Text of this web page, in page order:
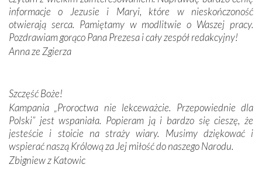
Krzyżową w ich rodzinnych stronach, odwiedziliśmy
domy, w których żyli.
W miejscu objawień Matki Bożej zapaliliśmy świece
Podczas tej kilkudniowej wyprawy na każdym kroku
spotykaliśmy się z serdeczną otwartością
Portugalczyków. Podziwialiśmy ich ludową sztukę i
zwyczaje. Mimo że nasze kraje są od siebie bardzo
oddalone, w żaden sposób nie czuliśmy się obco.
Sprawiła to oczywiście sama Matka Boża, ale też
kulturowa bliskość biorąca swój początek w naszej
informacje o Jezusie i Maryi, które w nieskończoność
otwierają serca. Pamiętamy w modlitwie o Waszej pracy.
Pozdrawiam gorąco Pana Prezesa i cały zespół redakcyjny!
Anna ze Zgierza
Szczęść Boże!
Kampania „Proroctwa nie lekceważcie. Przepowiednie dla
Polski” jest wspaniała. Popieram ją i bardzo się cieszę, że
jesteście i stoicie na straży wiary. Musimy dziękować i
wspierać naszą Królową za Jej miłość do naszego Narodu.
Zbigniew z Katowic